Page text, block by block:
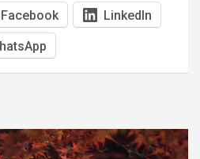
Facebook LinkedIn